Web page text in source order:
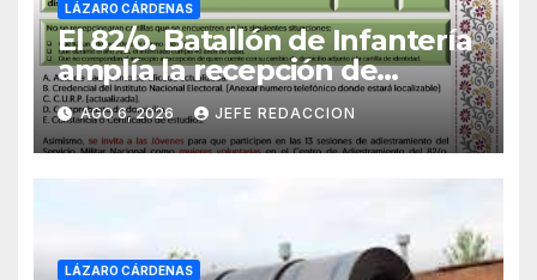
LÁZARO CÁRDENAS
El 82/o. Batallón de Infantería
amplía la recepción de
documentos para obtener La
Catilla del Servicio Militar
Nacional
AGO 6, 2026 JEFE REDACCION
LÁZARO CÁRDENAS